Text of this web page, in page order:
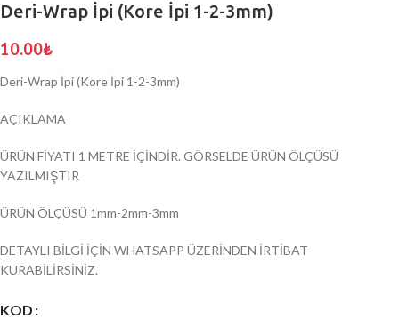
Deri-Wrap İpi (Kore İpi 1-2-3mm)
10.00₺
Deri-Wrap İpi (Kore İpi 1-2-3mm)
AÇIKLAMA
ÜRÜN FİYATI 1 METRE İÇİNDİR. GÖRSELDE ÜRÜN ÖLÇÜSÜ
YAZILMIŞTIR
ÜRÜN ÖLÇÜSÜ 1mm-2mm-3mm
DETAYLI BİLGİ İÇİN WHATSAPP ÜZERİNDEN İRTİBAT
KURABİLİRSİNİZ.
KOD